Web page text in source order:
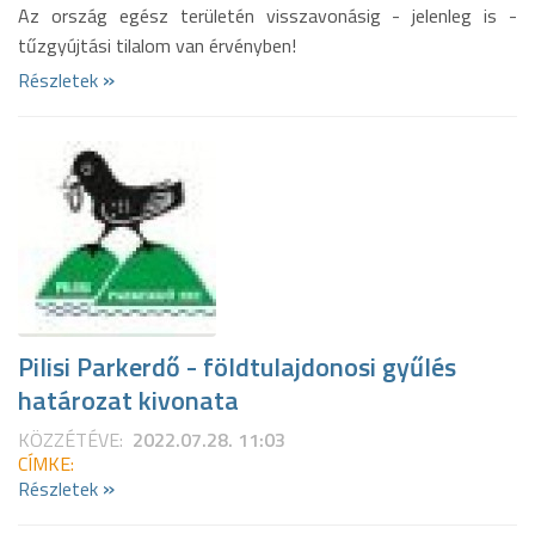
Az ország egész területén visszavonásig - jelenleg is -
tűzgyújtási tilalom van érvényben!
Részletek »
Pilisi Parkerdő - földtulajdonosi gyűlés
határozat kivonata
KÖZZÉTÉVE: 2022.07.28. 11:03
CÍMKE:
Részletek »